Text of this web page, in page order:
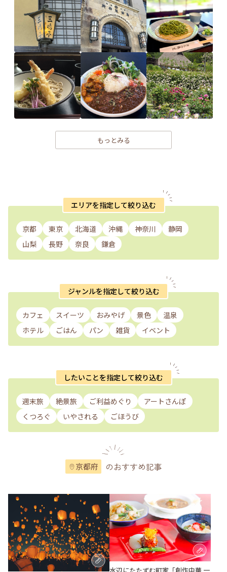
もっとみる
エリアを指定して絞り込む
京都 東京 北海道 沖縄 神奈川
静岡
山梨
長野 奈良 鎌倉
ジャンルを指定して絞り込む
カフェ スイーツ おみやげ 景色
温泉
ホテル
ごはん パン 雑貨 イベント
したいことを指定して絞り込む
週末旅 絶景旅 ご利益めぐり
アートさんぽ
くつろぐ
いやされる ごほうび
京都府 のおすすめ記事